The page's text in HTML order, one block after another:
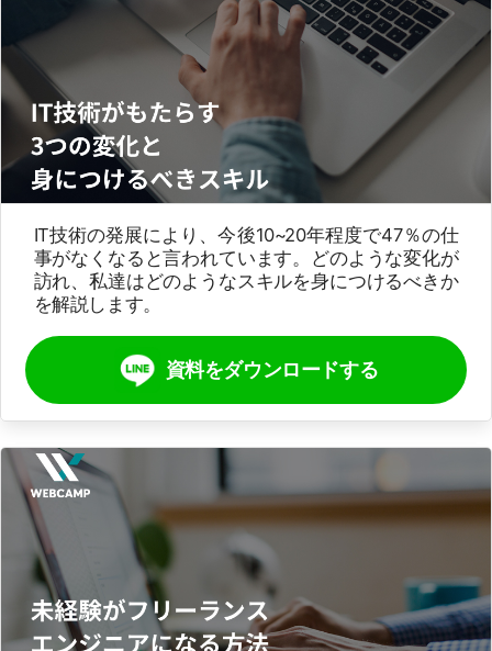
IT技術の発展により、今後10~20年程度で47％の仕
事がなくなると言われています。どのような変化が
訪れ、私達はどのようなスキルを身につけるべきか
を解説します。
資料をダウンロードする